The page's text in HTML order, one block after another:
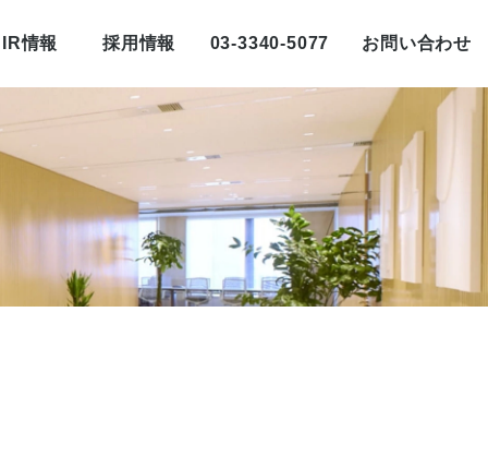
IR情報 採用情報 03-3340-5077 お問い合わせ